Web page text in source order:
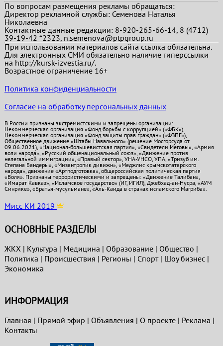
По вопросам размещения рекламы обращаться:
Директор рекламной службы: Семенова Наталья
Николаевна
Контактные данные редакции: 8-920-265-66-14, 8 (4712)
39-19-42 *2323, n.semenova@ptpgroup.ru
При использовании материалов сайта ссылка обязательна.
Для электронных СМИ обязательно наличие гиперссылки
на http://kursk-izvestia.ru/.
Возрастное ограничение 16+
Политика конфиденциальности
Согласие на обработку персональных данных
В России признаны экстремистскими и запрещены организации:
Некоммерческая организация «Фонд борьбы с коррупцией» («ФБК»),
Некоммерческая организация «Фонд защиты прав граждан» («ФЗПГ»),
Общественное движение «Штабы Навального» (решение Мосгорсуда от
09.06.2021), «Национал-большевистская партия», «Свидетели Иеговы», «Армия
воли народа», «Русский общенациональный союз», «Движение против
нелегальной иммиграции», «Правый сектор», УНА-УНСО, УПА, «Тризуб им.
Степана Бандеры», «Мизантропик дивижн», «Меджлис крымскотатарского
народа», движение «Артподготовка», общероссийская политическая партия
«Воля». Признаны террористическими и запрещены: «Движение Талибан»,
«Имарат Кавказ», «Исламское государство» (ИГ, ИГИЛ), Джебхад-ан-Нусра, «АУМ
Синрике», «Братья-мусульмане», «Аль-Каида в странах исламского Магриба».
Мисс КИ 2019
ОСНОВНЫЕ РАЗДЕЛЫ
ЖКХ | Культура | Медицина | Образование| Общество |
Политика | Проиcшествия | Регионы | Спорт| Шоу бизнес|
Экономика
ИНФОРМАЦИЯ
Главная | Прямой эфир | Объявления | О проекте| Реклама |
Контакты